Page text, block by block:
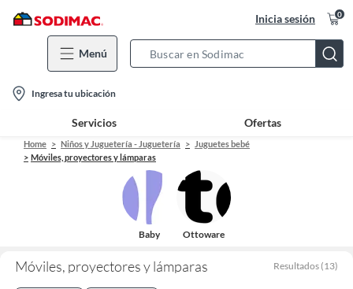
Inicia sesión 0
Menú
Bar
location-
icon
Ingresa tu ubicación
Servicios Ofertas
Home Niños y Juguetería - Juguetería
Juguetes bebé
Móviles, proyectores y lámparas
Baby Ottoware
Móviles, proyectores y lámparas Resultados (13)